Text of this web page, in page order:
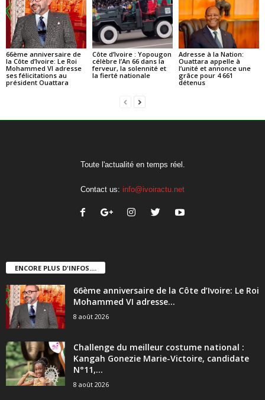
66ème anniversaire de
la Côte d’Ivoire: Le Roi
Mohammed VI adresse
ses félicitations au
président Ouattara
Côte d’Ivoire : Yopougon
célèbre l’An 66 dans la
ferveur, la solennité et
la fierté nationale
Adresse à la Nation:
Ouattara appelle à
l’unité et annonce une
grâce pour 4 661
détenus
Toute l'actualité en temps réel.
Contact us: info@ivoiractu.net
ENCORE PLUS D'INFOS....
66ème anniversaire de la Côte d’Ivoire: Le Roi
Mohammed VI adresse...
8 août 2026
Challenge du meilleur costume national :
Kangah Gonezie Marie-Victoire, candidate
N°11,...
8 août 2026